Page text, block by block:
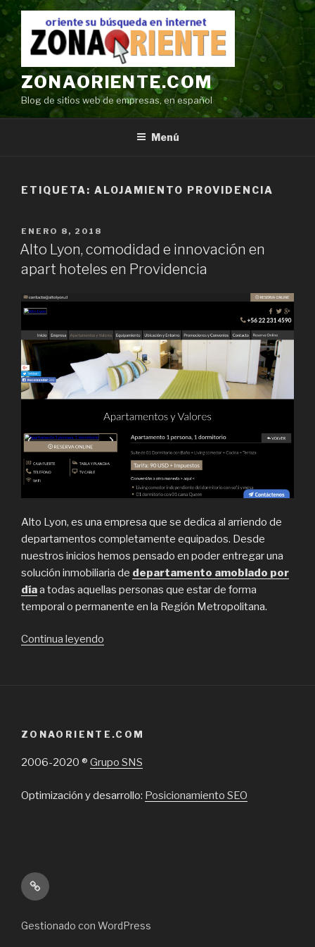
Ir
contenido
ZONAORIENTE.COM
Blog de sitios web de empresas, en español
Menú
ETIQUETA: ALOJAMIENTO PROVIDENCIA
POSTED
ON
ENERO 8, 2018
Alto Lyon, comodidad e innovación en
apart hoteles en Providencia
Alto Lyon, es una empresa que se dedica al arriendo de
departamentos completamente equipados. Desde
nuestros inicios hemos pensado en poder entregar una
solución inmobiliaria de departamento amoblado por
díaa todas aquellas personas que estar de forma
temporal o permanente en la Región Metropolitana.
Continua leyendo
apart
hoteles
Providencia”
ZONAORIENTE.COM
2006-2020 ® Grupo SNS
Optimización y desarrollo: Posicionamiento SEO
Inicio
Gestionado con WordPress